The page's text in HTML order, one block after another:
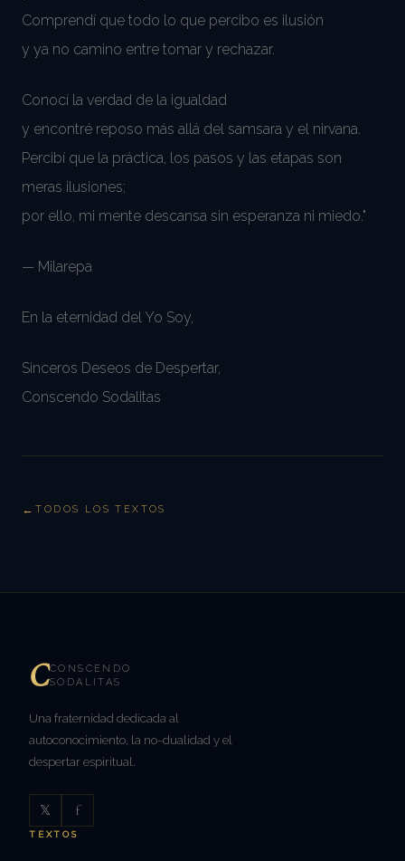
Comprendí que todo lo que percibo es ilusión
y ya no camino entre tomar y rechazar.
Conocí la verdad de la igualdad
y encontré reposo más allá del samsara y el nirvana.
Percibí que la práctica, los pasos y las etapas son
meras ilusiones;
por ello, mi mente descansa sin esperanza ni miedo."
— Milarepa
En la eternidad del Yo Soy,
Sinceros Deseos de Despertar,
Conscendo Sodalitas
TODOS LOS TEXTOS
CCONSCENDO
SODALITAS
Una fraternidad dedicada al
autoconocimiento, la no-dualidad y el
despertar espiritual.
𝕏 f
TEXTOS